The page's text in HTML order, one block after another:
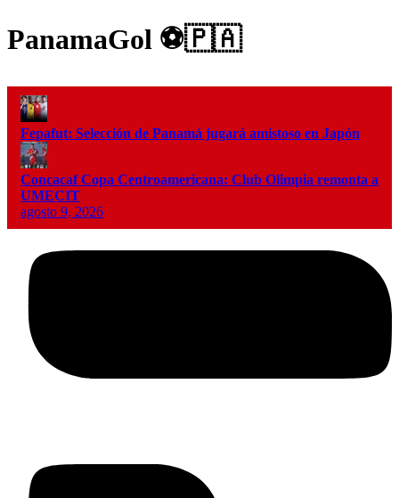
PanamaGol ⚽️🇵🇦
Fepafut: Selección de Panamá jugará amistoso en Japón
Concacaf Copa Centroamericana: Club Olimpia remonta a
UMECIT
agosto 9, 2026